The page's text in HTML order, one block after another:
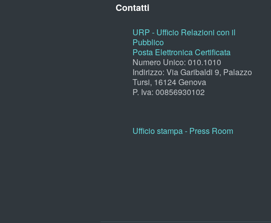
Contatti
URP - Ufficio Relazioni con il
Pubblico
Posta Elettronica Certificata
Numero Unico: 010.1010
Indirizzo: Via Garibaldi 9, Palazzo
Tursi, 16124 Genova
P. Iva: 00856930102
Ufficio stampa - Press Room